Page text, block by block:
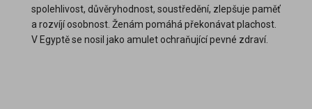
spolehlivost, důvěryhodnost, soustředění, zlepšuje paměť
a rozvíjí osobnost. Ženám pomáhá překonávat plachost.
V Egyptě se nosil jako amulet ochraňující pevné zdraví.